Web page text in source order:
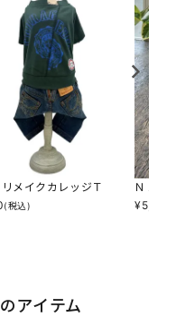
メイクカレッジＴ
(税込)
ＮＡＳ
¥5,214
アイテム